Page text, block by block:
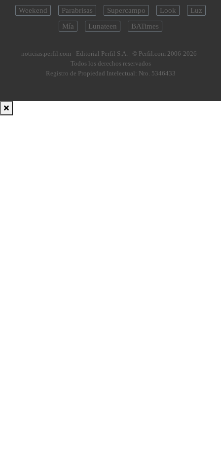
Weekend
Parabrisas Supercampo Look
Luz
Mía
Lunateen BATimes
noticias.perfil.com - Editorial Perfil S.A. | © Perfil.com 2006-2026 -
Todos los derechos reservados
Registro de Propiedad Intelectual: Nro. 5346433